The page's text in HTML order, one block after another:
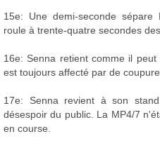
15e: Une demi-seconde sépare
roule à trente-quatre secondes
16e: Senna retient comme il
est toujours affecté par de
17e: Senna revient à son
désespoir du public. La MP4/7
en course.